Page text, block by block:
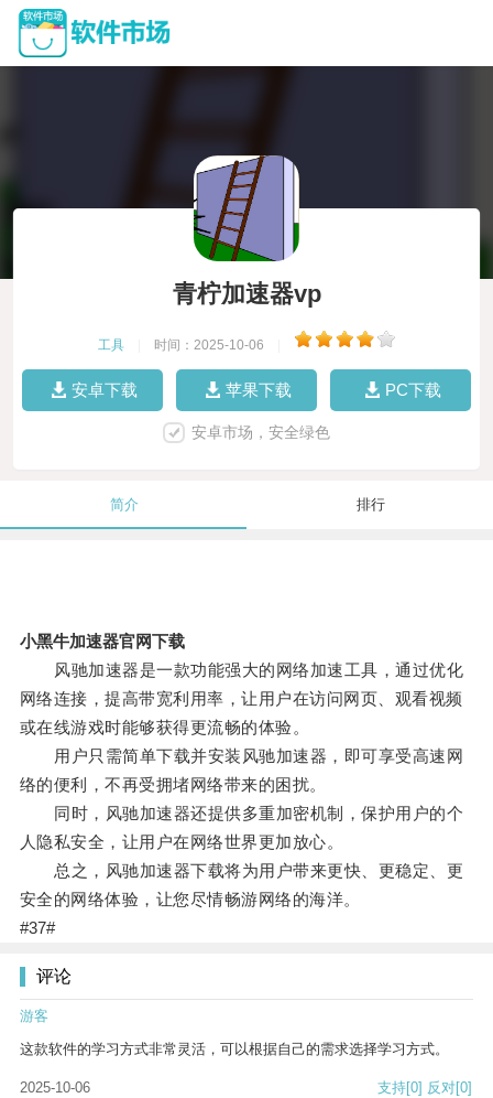
青柠加速器vp
工具 时间：2025-10-06
安卓下载 苹果下载 PC下载
安卓市场，安全绿色
简介 排行
小黑牛加速器官网下载
风驰加速器是一款功能强大的网络加速工具，通过优化
网络连接，提高带宽利用率，让用户在访问网页、观看视频
或在线游戏时能够获得更流畅的体验。
用户只需简单下载并安装风驰加速器，即可享受高速网
络的便利，不再受拥堵网络带来的困扰。
同时，风驰加速器还提供多重加密机制，保护用户的个
人隐私安全，让用户在网络世界更加放心。
总之，风驰加速器下载将为用户带来更快、更稳定、更
安全的网络体验，让您尽情畅游网络的海洋。
#37#
评论
游客
这款软件的学习方式非常灵活，可以根据自己的需求选择学习方式。
2025-10-06 支持[0] 反对[0]